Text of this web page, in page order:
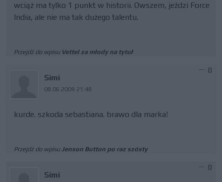
wciąż ma tylko 1 punkt w historii. Owszem, jeździ Force
India, ale nie ma tak dużego talentu.
Przejdź do wpisu Vettel za młody na tytuł
Simi
08.06.2009 21:48
0
kurde. szkoda sebastiana. brawo dla marka!
Przejdź do wpisuJenson Button po raz szósty
Simi
0